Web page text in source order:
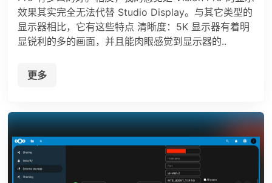
效果其实完全无法代替 Studio Display。与其它类型的
显示器相比，它有这些特点 清晰度：5K 显示器有着明
显锐利的多的画面，并且能肉眼感觉到显示器的..
更多